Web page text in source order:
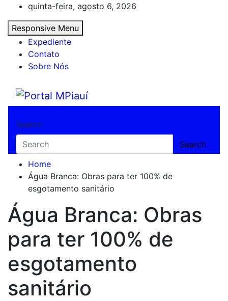
content
quinta-feira, agosto 6, 2026
Responsive Menu
Expediente
Contato
Sobre Nós
Portal MPiauí
Search
Search
Home
Água Branca: Obras para ter 100% de
esgotamento sanitário
Água Branca: Obras
para ter 100% de
esgotamento
sanitário